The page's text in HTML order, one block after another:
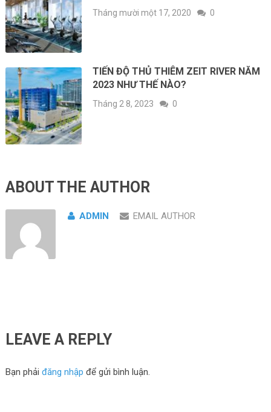
Tháng mười một 17, 2020 0
TIẾN ĐỘ THỦ THIÊM ZEIT RIVER NĂM
2023 NHƯ THẾ NÀO?
Tháng 2 8, 2023 0
ABOUT THE AUTHOR
ADMIN EMAIL AUTHOR
LEAVE A REPLY
Bạn phải đăng nhập để gửi bình luận.